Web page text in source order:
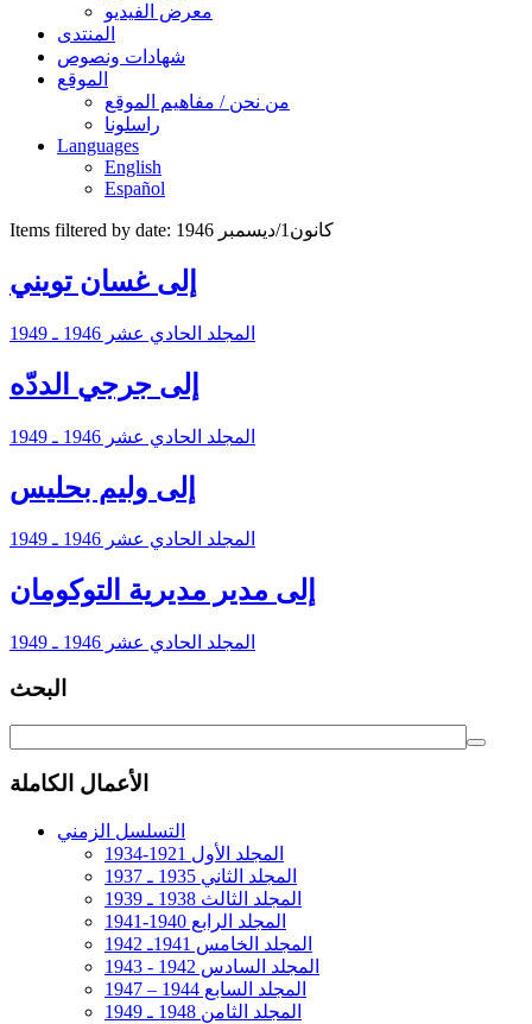
معرض الفيديو
المنتدى
شهادات ونصوص
الموقع
من نحن / مفاهيم الموقع
راسلونا
Languages
English
Español
Items filtered by date: كانون1/ديسمبر 1946
إلى غسان تويني
المجلد الحادي عشر 1946 ـ 1949
إلى جرجي الددّه
المجلد الحادي عشر 1946 ـ 1949
إلى وليم بحليس
المجلد الحادي عشر 1946 ـ 1949
إلى مدير مديرية التوكومان
المجلد الحادي عشر 1946 ـ 1949
البحث
الأعمال الكاملة
التسلسل الزمني
المجلد الأول 1921-1934
المجلد الثاني 1935 ـ 1937
المجلد الثالث 1938 ـ 1939
المجلد الرابع 1940-1941
المجلد الخامس 1941ـ 1942
المجلد السادس 1942 - 1943
المجلد السابع 1944 – 1947
المجلد الثامن 1948 ـ 1949